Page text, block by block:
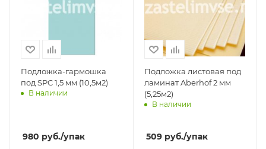
Подложка-гармошка
под SPC 1,5 мм (10,5м2)
В наличии
980 руб./упак
Подложка листовая под
ламинат Aberhof 2 мм
(5,25м2)
В наличии
509руб./упак